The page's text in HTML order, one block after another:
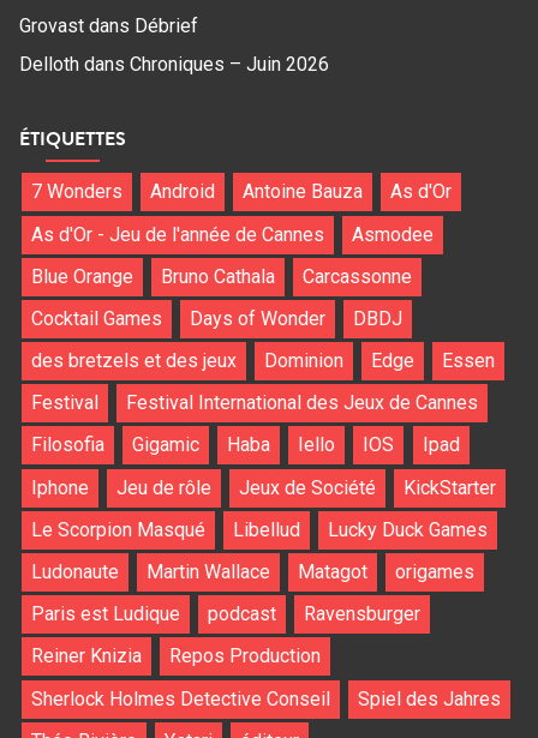
Grovast dans Débrief
Delloth dans Chroniques – Juin 2026
ÉTIQUETTES
7 Wonders Android Antoine Bauza
As d'Or
As d'Or - Jeu de l'année de Cannes
Asmodee
Blue Orange
Bruno Cathala
Carcassonne
Cocktail Games
Days of Wonder
DBDJ
des bretzels et des jeux
Dominion Edge
Essen
Festival
Festival International des Jeux de Cannes
Filosofia
Gigamic Haba Iello IOS
Ipad
Iphone
Jeu de rôle Jeux de Société
KickStarter
Le Scorpion Masqué
Libellud
Lucky Duck Games
Ludonaute
Martin Wallace Matagot
origames
Paris est Ludique
podcast
Ravensburger
Reiner Knizia
Repos Production
Sherlock Holmes Detective Conseil
Spiel des Jahres